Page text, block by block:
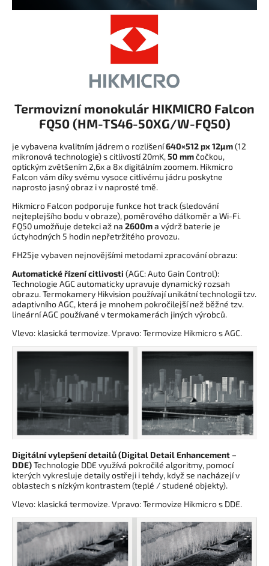
Termovizní monokulár HIKMICRO Falcon
FQ50 (HM-TS46-50XG/W-FQ50)
je vybavena kvalitním jádrem o rozlišení640×512 px 12µm(12
mikronová technologie) s citlivostí 20mK,50 mmčočkou,
optickým zvětšením 2,6x a 8x digitálním zoomem. Hikmicro
Falcon vám díky svému vysoce citlivému jádru poskytne
naprosto jasný obraz i v naprosté tmě.
Hikmicro Falcon podporuje funkce hot track (sledování
nejteplejšího bodu v obraze), poměrového dálkoměr a Wi-Fi.
FQ50 umožňuje detekci až na 2600ma výdrž baterie je
úctyhodných 5 hodin nepřetržitého provozu.
FH25je vybaven nejnovějšími metodami zpracování obrazu:
Automatické řízení citlivosti (AGC: Auto Gain Control):
Technologie AGC automaticky upravuje dynamický rozsah
obrazu. Termokamery Hikvision používají unikátní technologii tzv.
adaptivního AGC, která je mnohem pokročilejší než běžné tzv.
lineární AGC používané v termokamerách jiných výrobců.
Vlevo: klasická termovize. Vpravo: Termovize Hikmicro s AGC.
Digitální vylepšení detailů (Digital Detail Enhancement –
DDE)Technologie DDE využívá pokročilé algoritmy, pomocí
kterých vykresluje detaily ostřeji i tehdy, když se nacházejí v
oblastech s nízkým kontrastem (teplé / studené objekty).
Vlevo: klasická termovize. Vpravo: Termovize Hikmicro s DDE.